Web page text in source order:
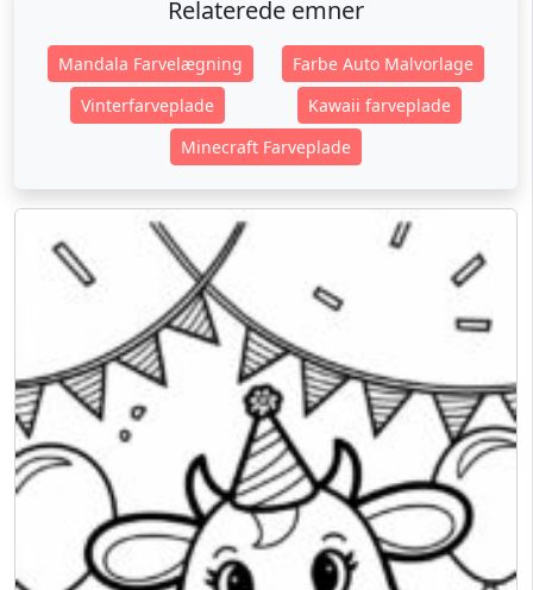
Relaterede emner
Mandala Farvelægning
Farbe Auto Malvorlage
Vinterfarveplade
Kawaii farveplade
Minecraft Farveplade